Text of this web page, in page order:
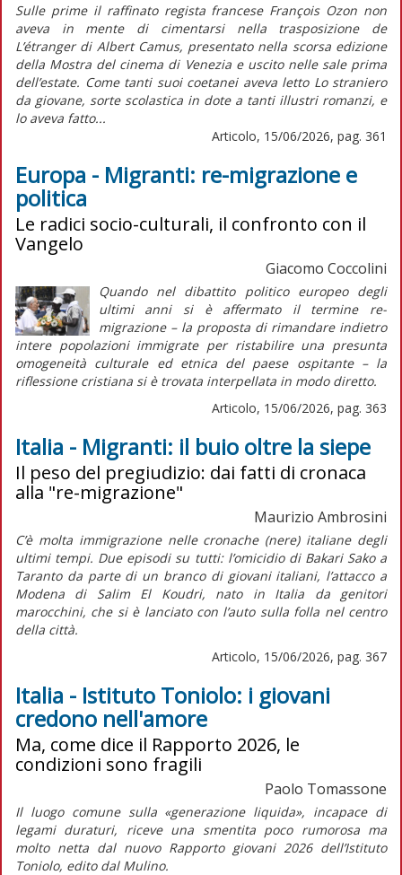
Sulle prime il raffinato regista francese François Ozon non
aveva in mente di cimentarsi nella trasposizione de
L’étranger di Albert Camus, presentato nella scorsa edizione
della Mostra del cinema di Venezia e uscito nelle sale prima
dell’estate. Come tanti suoi coetanei aveva letto Lo straniero
da giovane, sorte scolastica in dote a tanti illustri romanzi, e
lo aveva fatto...
Articolo, 15/06/2026, pag. 361
Europa - Migranti: re-migrazione e
politica
Le radici socio-culturali, il confronto con il
Vangelo
Giacomo Coccolini
Quando nel dibattito politico europeo degli
ultimi anni si è affermato il termine re-
migrazione– la proposta di rimandare indietro
intere popolazioni immigrate per ristabilire una presunta
omogeneità culturale ed etnica del paese ospitante – la
riflessione cristiana si è trovata interpellata in modo diretto.
Articolo, 15/06/2026, pag. 363
Italia - Migranti: il buio oltre la siepe
Il peso del pregiudizio: dai fatti di cronaca
alla "re-migrazione"
Maurizio Ambrosini
C’è molta immigrazione nelle cronache (nere) italiane degli
ultimi tempi. Due episodi su tutti: l’omicidio di Bakari Sako a
Taranto da parte di un branco di giovani italiani, l’attacco a
Modena di Salim El Koudri, nato in Italia da genitori
marocchini, che si è lanciato con l’auto sulla folla nel centro
della città.
Articolo, 15/06/2026, pag. 367
Italia - Istituto Toniolo: i giovani
credono nell'amore
Ma, come dice il Rapporto 2026, le
condizioni sono fragili
Paolo Tomassone
Il luogo comune sulla «generazione liquida», incapace di
legami duraturi, riceve una smentita poco rumorosa ma
molto netta dal nuovo Rapporto giovani 2026dell’Istituto
Toniolo, edito dal Mulino.